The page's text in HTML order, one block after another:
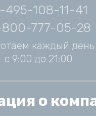
495-108-11-41
777-05-28
каждый день
с 9:00 до 21:00
о